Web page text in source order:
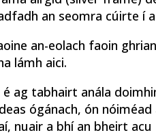
an seomra cúirte í
an-eolach faoin
lámh aici.
é ag tabhairt anála
ógánach, ón
nuair a bhí an bheirt acu